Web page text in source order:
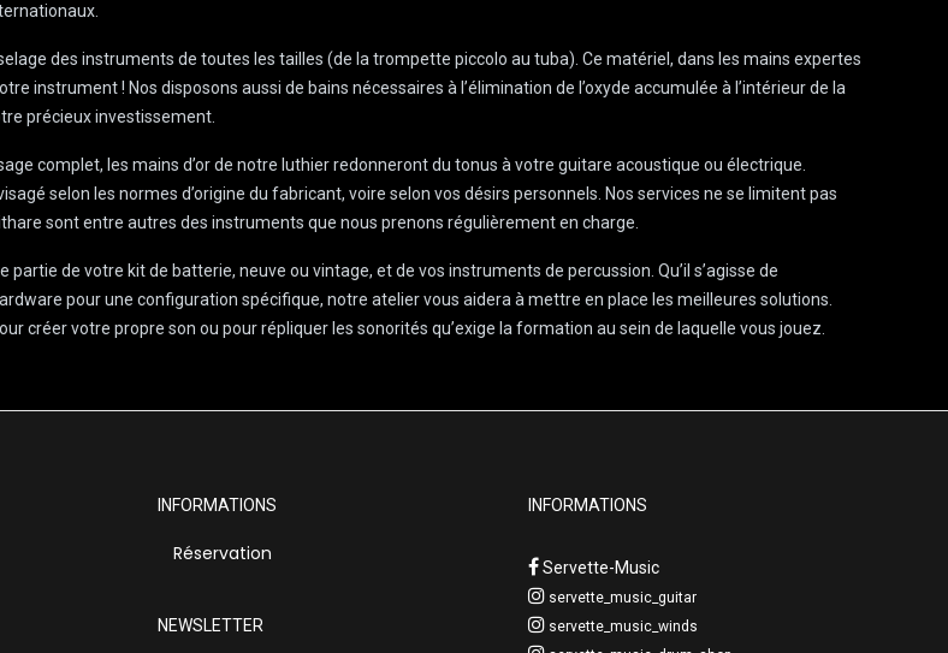
des instruments de toutes les tailles (de la trompette piccolo au tuba). Ce matériel, dans les mains expertes
instrument ! Nos disposons aussi de bains nécessaires à l’élimination de l’oxyde accumulée à l’intérieur de la
précieux investissement.
complet, les mains d’or de notre luthier redonneront du tonus à votre guitare acoustique ou électrique.
selon les normes d’origine du fabricant, voire selon vos désirs personnels. Nos services ne se limitent pas
sont entre autres des instruments que nous prenons régulièrement en charge.
de votre kit de batterie, neuve ou vintage, et de vos instruments de percussion. Qu’il s’agisse de
pour une configuration spécifique, notre atelier vous aidera à mettre en place les meilleures solutions.
créer votre propre son ou pour répliquer les sonorités qu’exige la formation au sein de laquelle vous jouez.
INFORMATIONS
Réservation
NEWSLETTER
INFORMATIONS
Servette-Music
servette_music_guitar
servette_music_winds